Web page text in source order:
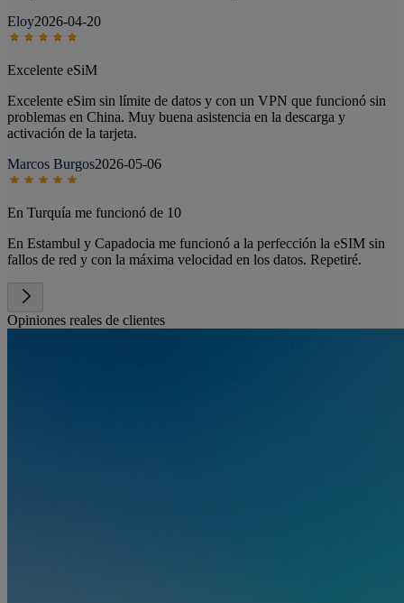
Eloy2026-04-20
Excelente eSiM
Excelente eSim sin límite de datos y con un VPN que funcionó sin
problemas en China. Muy buena asistencia en la descarga y
activación de la tarjeta.
Marcos Burgos2026-05-06
En Turquía me funcionó de 10
En Estambul y Capadocia me funcionó a la perfección la eSIM sin
fallos de red y con la máxima velocidad en los datos. Repetiré.
Opiniones reales de clientes